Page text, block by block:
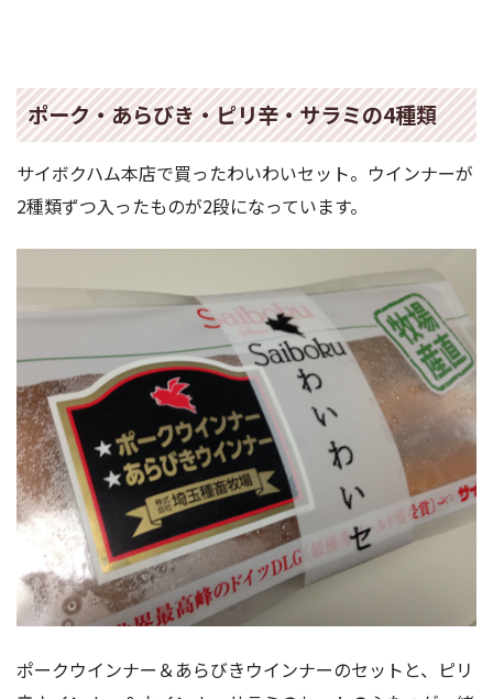
ポーク・あらびき・ピリ辛・サラミの4種類
サイボクハム本店で買ったわいわいセット。ウインナーが
2種類ずつ入ったものが2段になっています。
ポークウインナー＆あらびきウインナーのセットと、ピリ